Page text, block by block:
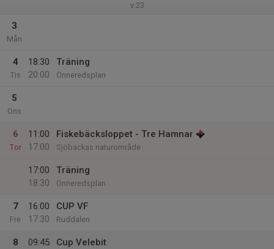
v.23
3
Mån
4
Tis
18:30
20:00
Träning
Önneredsplan
5
Ons
6
Tor
11:00
17:00
Fiskebäcksloppet - Tre Hamnar
Sjöbackas naturområde
17:00
18:30
Träning
Önneredsplan
7
Fre
16:00
17:30
CUP VF
Ruddalen
8
09:45
Cup Velebit